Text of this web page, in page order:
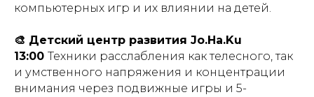
компьютерных игр и их влиянии на детей.
🎨 Детский центр развития Jo.Ha.Ku
13:00 Техники расслабления как телесного, так
и умственного напряжения и концентрации
внимания через подвижные игры и 5-